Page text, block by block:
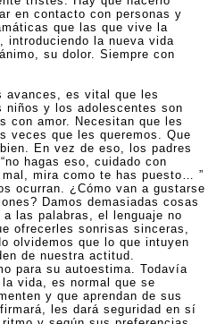
en contacto con personas y
que las que vive la
introduciendo la nueva vida
su dolor. Siempre con
avances, es vital que les
niños y los adolescentes son
con amor. Necesitan que les
veces que les queremos. Que
En vez de eso, los padres
hagas eso, cuidado con
mira como te has puesto… ”
ocurran. ¿Cómo van a gustarse
Damos demasiadas cosas
las palabras, el lenguaje no
ofrecerles sonrisas sinceras,
olvidemos que lo que intuyen
de nuestra actitud.
para su autoestima. Todavía
vida, es normal que se
y que aprendan de sus
les dará seguridad en sí